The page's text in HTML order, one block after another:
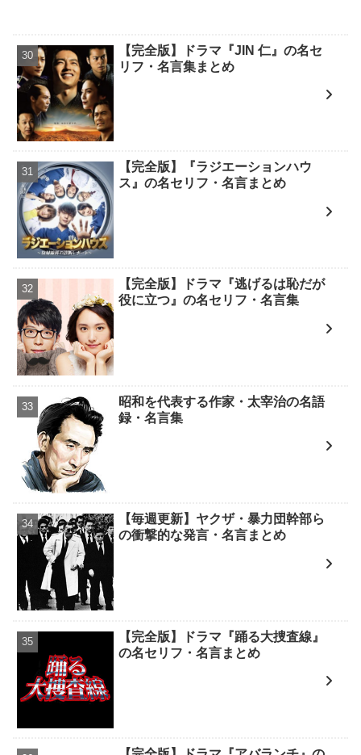
【完全版】ドラマ『JIN 仁』の名セ
リフ・名言集まとめ
【完全版】『ラジエーションハウ
ス』の名セリフ・名言まとめ
【完全版】ドラマ『逃げるは恥だが
役に立つ』の名セリフ・名言集
昭和を代表する作家・太宰治の名語
録・名言集
【毎週更新】ヤクザ・暴力団幹部ら
の衝撃的な発言・名言まとめ
【完全版】ドラマ『踊る大捜査線』
の名セリフ・名言まとめ